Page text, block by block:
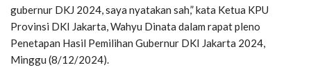
gubernur DKJ 2024, saya nyatakan sah,” kata Ketua KPU
Provinsi DKI Jakarta, Wahyu Dinata dalam rapat pleno
Penetapan Hasil Pemilihan Gubernur DKI Jakarta 2024,
Minggu (8/12/2024).